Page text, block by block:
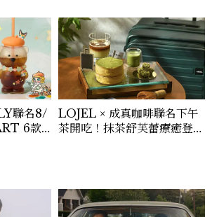
聯名8/
6款
LOJEL × 成真咖啡聯名下午
茶開吃！抹茶舒芙蕾療癒登